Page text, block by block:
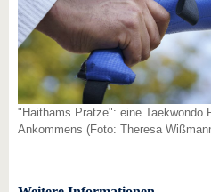
"Haithams Pratze": eine Taekwondo
Ankommens (Foto: Theresa